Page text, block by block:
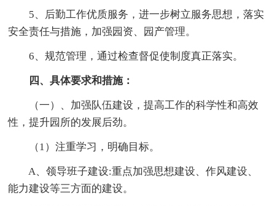
5、后勤工作优质服务，进一步树立服务思想，落实
安全责任与措施，加强园资、园产管理。
6、规范管理，通过检查督促使制度真正落实。
四、具体要求和措施：
（一）、加强队伍建设，提高工作的科学性和高效
性，提升园所的发展后劲。
（1）注重学习，明确目标。
A、领导班子建设:重点加强思想建设、作风建设、
能力建设等三方面的建设。